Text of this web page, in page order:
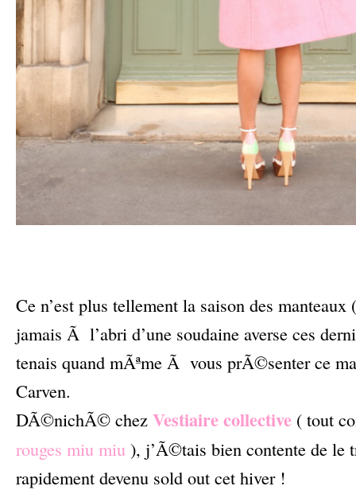
Ce n’est plus tellement la saison des manteaux
jamais Ã l’abri d’une soudaine averse ces
tenais quand mÃªme Ã vous prÃ©senter ce
Carven.
DÃ©nichÃ© chez Vestiaire collective ( tout
rouges miu miu ), j’Ã©tais bien contente de
rapidement devenu sold out cet hiver !